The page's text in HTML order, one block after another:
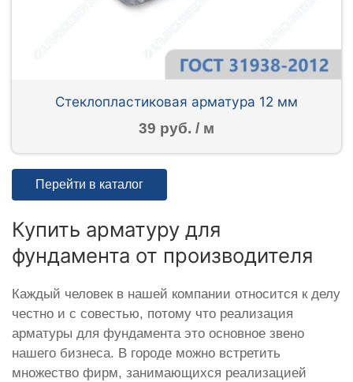
Стеклопластиковая арматура 12 мм
39 руб. / м
Перейти в каталог
Купить арматуру для
фундамента от производителя
Каждый человек в нашей компании относится к делу
честно и с совестью, потому что реализация
арматуры для фундамента это основное звено
нашего бизнеса. В городе можно встретить
множество фирм, занимающихся реализацией